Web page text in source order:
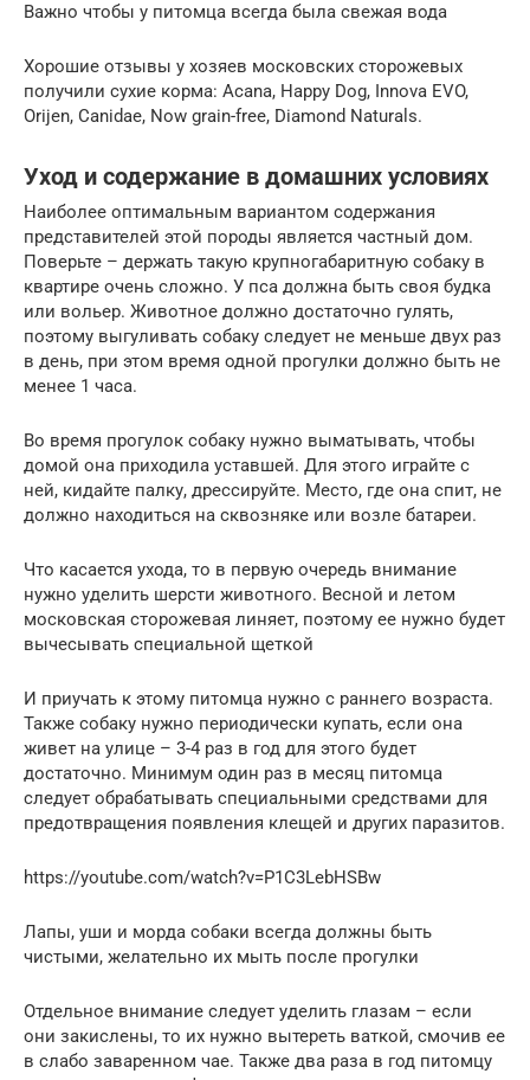
Важно чтобы у питомца всегда была свежая вода
Хорошие отзывы у хозяев московских сторожевых
получили сухие корма: Acana, Happy Dog, Innova EVO,
Orijen, Canidae, Now grain-free, Diamond Naturals.
Уход и содержание в домашних условиях
Наиболее оптимальным вариантом содержания
представителей этой породы является частный дом.
Поверьте – держать такую крупногабаритную собаку в
квартире очень сложно. У пса должна быть своя будка
или вольер. Животное должно достаточно гулять,
поэтому выгуливать собаку следует не меньше двух раз
в день, при этом время одной прогулки должно быть не
менее 1 часа.
Во время прогулок собаку нужно выматывать, чтобы
домой она приходила уставшей. Для этого играйте с
ней, кидайте палку, дрессируйте. Место, где она спит, не
должно находиться на сквозняке или возле батареи.
Что касается ухода, то в первую очередь внимание
нужно уделить шерсти животного. Весной и летом
московская сторожевая линяет, поэтому ее нужно будет
вычесывать специальной щеткой
И приучать к этому питомца нужно с раннего возраста.
Также собаку нужно периодически купать, если она
живет на улице – 3-4 раз в год для этого будет
достаточно. Минимум один раз в месяц питомца
следует обрабатывать специальными средствами для
предотвращения появления клещей и других паразитов.
https://youtube.com/watch?v=P1C3LebHSBw
Лапы, уши и морда собаки всегда должны быть
чистыми, желательно их мыть после прогулки
Отдельное внимание следует уделить глазам – если
они закислены, то их нужно вытереть ваткой, смочив ее
в слабо заваренном чае. Также два раза в год питомцу